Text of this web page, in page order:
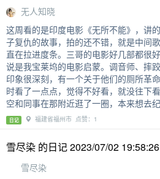
无人知晓
这周看的是印度电影《无所不能》，讲
子复仇的故事，拍的还不错，就是中间
直在拉进度条。三哥的电影好几部都很
说是我宝莱坞的电影启蒙。调音师、摔
印象很深刻，有一个关于他们的厕所革
时看了一点点，觉得不好看，就没往下
空和同事在那附近逛了一圈，本来想去
日记 福建省福州市 点赞：1
雪尽染 的日记 2023/07/02 19:58:26
雪尽染